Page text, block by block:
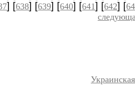
] [638] [639] [640] [641] [642] [